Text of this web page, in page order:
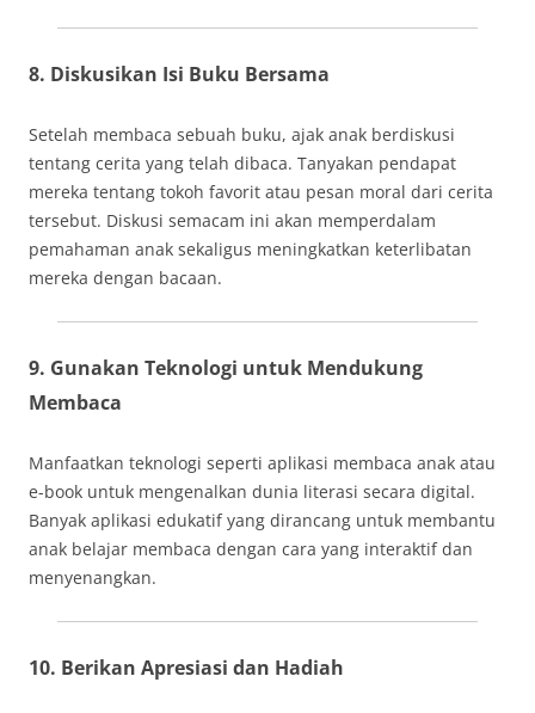
8. Diskusikan Isi Buku Bersama
Setelah membaca sebuah buku, ajak anak berdiskusi
tentang cerita yang telah dibaca. Tanyakan pendapat
mereka tentang tokoh favorit atau pesan moral dari cerita
tersebut. Diskusi semacam ini akan memperdalam
pemahaman anak sekaligus meningkatkan keterlibatan
mereka dengan bacaan.
9. Gunakan Teknologi untuk Mendukung
Membaca
Manfaatkan teknologi seperti aplikasi membaca anak atau
e-book untuk mengenalkan dunia literasi secara digital.
Banyak aplikasi edukatif yang dirancang untuk membantu
anak belajar membaca dengan cara yang interaktif dan
menyenangkan.
10. Berikan Apresiasi dan Hadiah